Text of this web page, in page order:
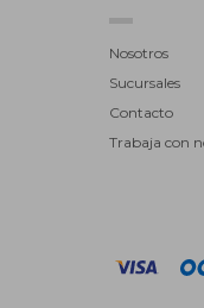
Nosotros
Sucursales
Contacto
Trabaja con